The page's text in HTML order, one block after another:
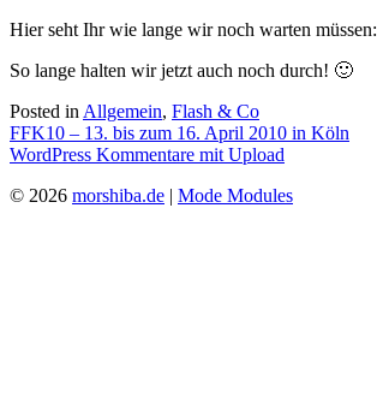
Hier seht Ihr wie lange wir noch warten müssen:
So lange halten wir jetzt auch noch durch! 🙂
Posted in Allgemein, Flash & Co
Beitragsnavigation
FFK10 – 13. bis zum 16. April 2010 in Köln
WordPress Kommentare mit Upload
© 2026 morshiba.de | Mode Modules